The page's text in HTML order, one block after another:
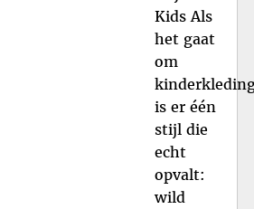
Kids Als
het gaat
om
is er één
stijl die
echt
opvalt:
wild